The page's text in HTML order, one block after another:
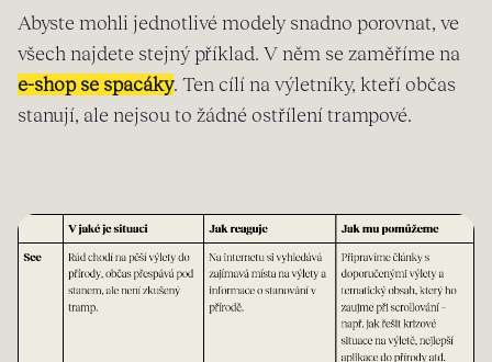
Abyste mohli jednotlivé modely snadno porovnat, ve
všech najdete stejný příklad. V něm se zaměříme na
e-shop se spacáky. Ten cílí na výletníky, kteří občas
stanují, ale nejsou to žádné ostřílení trampové.